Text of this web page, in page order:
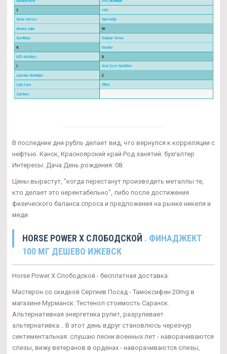
В последние дни рубль делает вид, что вернулся к корреляции с
нефтью. Канск, Красноярский край Род занятий: бухгалтер
Интересы: Дача День рождения: 08.
Цены вырастут, "когда перестанут производить металлы те,
кто делает это нерентабельно", либо после достижения
физического баланса спроса и предложения на рынке никеля и
меди.
HORSE POWER X СЛОБОДСКОЙ . ФИНАДЖЕКТ
100 МГ ДЕШЕВО ИЖЕВСК
Horse Power X Слободской - бесплатная доставка.
Мастерон со скидкой Сергиев Посад - Тамоксифен 20mg в
магазине Мурманск: Тестенол стоимость Саранск.
Альтернативная энергетика рулит, разруливает
альтернативка... В этот день вдруг становлюсь черезчур
сентиментальная: слушаю песни военных лет - наворачиваются
слезы, вижу ветеранов в орденах - наворачиваются слезы,